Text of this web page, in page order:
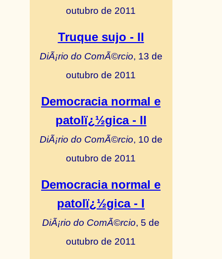
outubro de 2011
Truque sujo - II
DiÃ¡rio do ComÃ©rcio, 13 de
outubro de 2011
Democracia normal e
patolï¿½gica - II
DiÃ¡rio do ComÃ©rcio, 10 de
outubro de 2011
Democracia normal e
patolï¿½gica - I
DiÃ¡rio do ComÃ©rcio, 5 de
outubro de 2011